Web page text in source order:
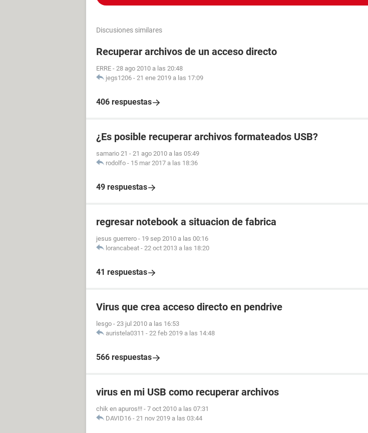
Discusiones similares
Recuperar archivos de un acceso directo
ERRE - 28 ago 2010 a las 20:48
jegs1206 - 21 ene 2019 a las 17:09
406 respuestas
¿Es posible recuperar archivos formateados USB?
samario 21 - 21 ago 2010 a las 05:49
rodolfo - 15 mar 2017 a las 18:36
49 respuestas
regresar notebook a situacion de fabrica
jesus guerrero - 19 sep 2010 a las 00:16
lorancabeat - 22 oct 2013 a las 18:20
41 respuestas
Virus que crea acceso directo en pendrive
lesgo - 23 jul 2010 a las 16:53
auristela0311 - 22 feb 2019 a las 14:48
566 respuestas
virus en mi USB como recuperar archivos
chik en apuros!!! - 7 oct 2010 a las 07:31
DAVID16 - 21 nov 2019 a las 03:44